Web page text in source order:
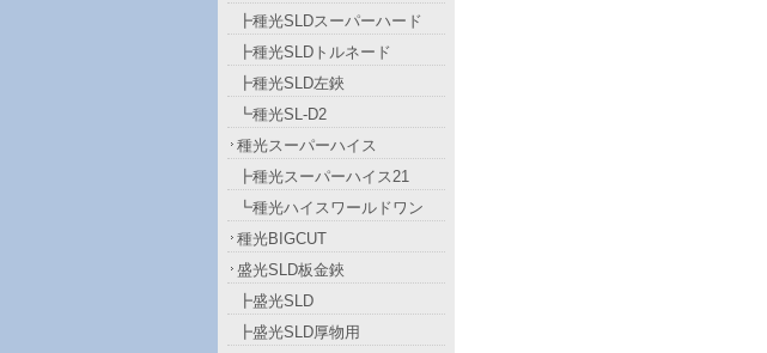
┣種光SLDスーパーハード
┣種光SLDトルネード
┣種光SLD左鋏
┗種光SL-D2
種光スーパーハイス
┣種光スーパーハイス21
┗種光ハイスワールドワン
種光BIGCUT
盛光SLD板金鋏
┣盛光SLD
┣盛光SLD厚物用